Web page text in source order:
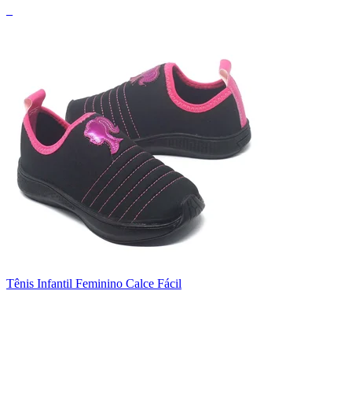
Tênis Infantil Feminino Calce Fácil